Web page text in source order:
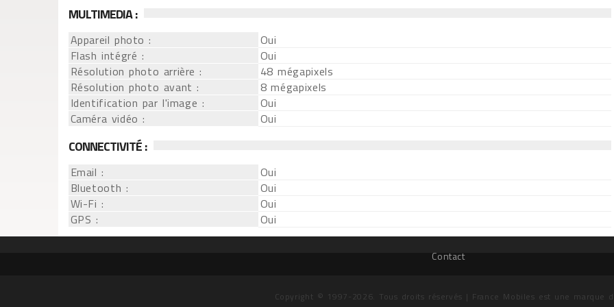
MULTIMEDIA :
Appareil photo :
Oui
Flash intégré :
Oui
Résolution photo arrière :
48 mégapixels
Résolution photo avant :
8 mégapixels
Identification par l'image :
Oui
Caméra vidéo :
Oui
CONNECTIVITÉ :
Email :
Oui
Bluetooth :
Oui
Wi-Fi :
Oui
GPS :
Oui
Contact
Copyright © 1997-2026. Tous droits réservés | France Mobiles est une marque